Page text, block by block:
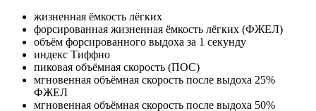
жизненная ёмкость лёгких
форсированная жизненная ёмкость лёгких (ФЖЕЛ)
объём форсированного выдоха за 1 секунду
индекс Тиффно
пиковая объёмная скорость (ПОС)
мгновенная объёмная скорость после выдоха 25%
ФЖЕЛ
мгновенная объёмная скорость после выдоха 50%